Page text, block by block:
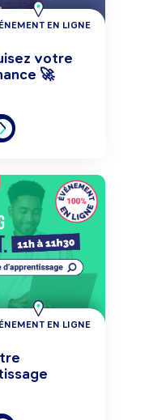
EN LIGNE
votre
🚀
EN LIGNE